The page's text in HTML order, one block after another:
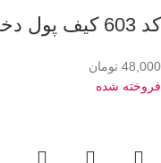
کد 603 کیف پول دخترانه
48,000 تومان
فروخته شده